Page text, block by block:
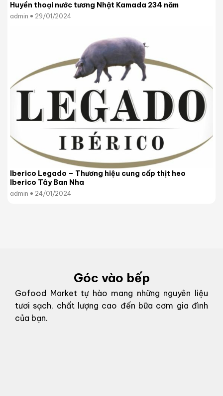
Huyền thoại nước tương Nhật Kamada 234 năm
admin 29/01/2024
Iberico Legado – Thương hiệu cung cấp thịt heo
Iberico Tây Ban Nha
admin 24/01/2024
Góc vào bếp
Gofood Market tự hào mang những nguyên liệu
tươi sạch, chất lượng cao đến bữa cơm gia đình
của bạn.